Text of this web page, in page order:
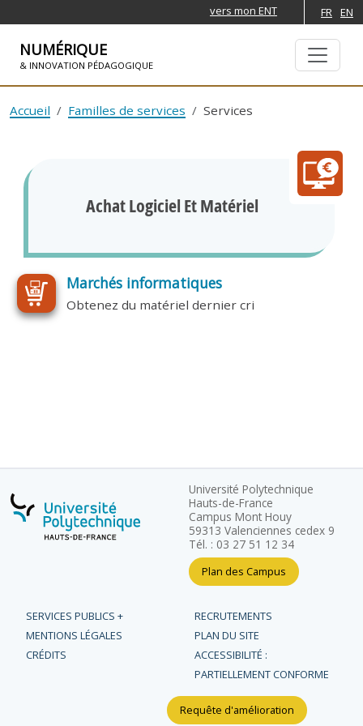
vers mon ENT FR EN
NUMÉRIQUE
& INNOVATION PÉDAGOGIQUE
Accueil Familles de services Services
Achat Logiciel Et Matériel
Marchés informatiques
Obtenez du matériel dernier cri
Université Polytechnique
Hauts-de-France
Campus Mont Houy
59313 Valenciennes cedex 9
Tél. : 03 27 51 12 34
Plan des Campus
SERVICES PUBLICS +
RECRUTEMENTS
MENTIONS LÉGALES
PLAN DU SITE
CRÉDITS
ACCESSIBILITÉ :
PARTIELLEMENT CONFORME
Requête d'amélioration